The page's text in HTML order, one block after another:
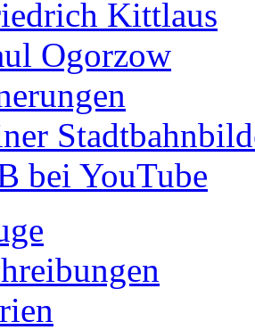
Kittlaus
Ogorzow
bei YouTube